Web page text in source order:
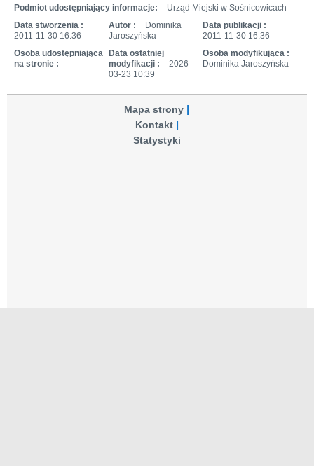
Podmiot udostępniający informacje:
Urząd Miejski w Sośnicowicach
Data stworzenia :
2011-11-30 16:36
Autor :
Dominika
Jaroszyńska
Data publikacji :
2011-11-30 16:36
Osoba udostępniająca
na stronie :
Data ostatniej
modyfikacji :
2026-
03-23 10:39
Osoba modyfikująca :
Dominika Jaroszyńska
Mapa strony
Kontakt
Statystyki